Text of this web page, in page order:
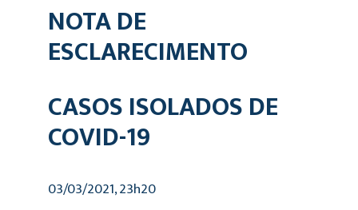
NOTA DE
ESCLARECIMENTO
CASOS ISOLADOS DE
COVID-19
03/03/2021, 23h20